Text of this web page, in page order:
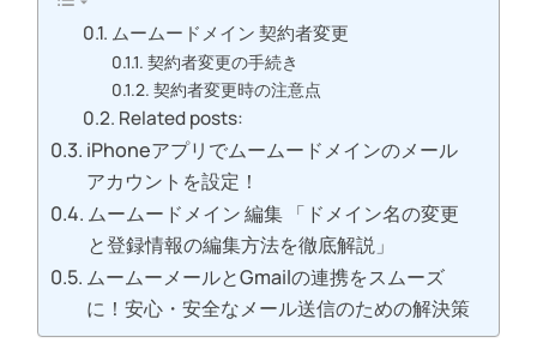
ムームードメイン 契約者変更
契約者変更の手続き
契約者変更時の注意点
Related posts:
iPhoneアプリでムームードメインのメール
アカウントを設定！
ムームードメイン 編集 「ドメイン名の変更
と登録情報の編集方法を徹底解説」
ムームーメールとGmailの連携をスムーズ
に！安心・安全なメール送信のための解決策